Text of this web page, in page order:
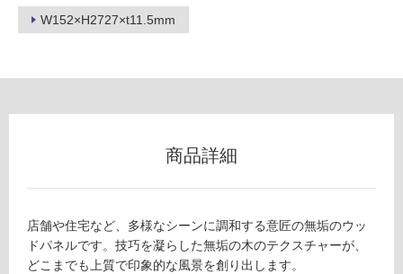
W152×H2727×t11.5mm
外
壁・
室
能
使
用
可
商品詳細
店舗や住宅など、多様なシーンに調和する意匠の無垢のウッ
ドパネルです。技巧を凝らした無垢の木のテクスチャーが、
どこまでも上質で印象的な風景を創り出します。